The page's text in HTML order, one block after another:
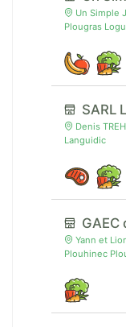
Un Simple
Plougras
SARL
Denis
Languidic
GAEC
Yann et
Plouhinec